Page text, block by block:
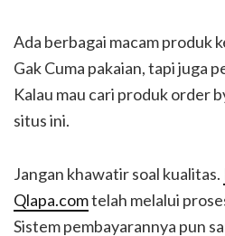
Ada berbagai macam produk
Gak Cuma pakaian, tapi juga
Kalau mau cari produk order
situs ini.
Jangan khawatir soal kualitas.
Qlapa.comtelah melalui
Sistem pembayarannya pun